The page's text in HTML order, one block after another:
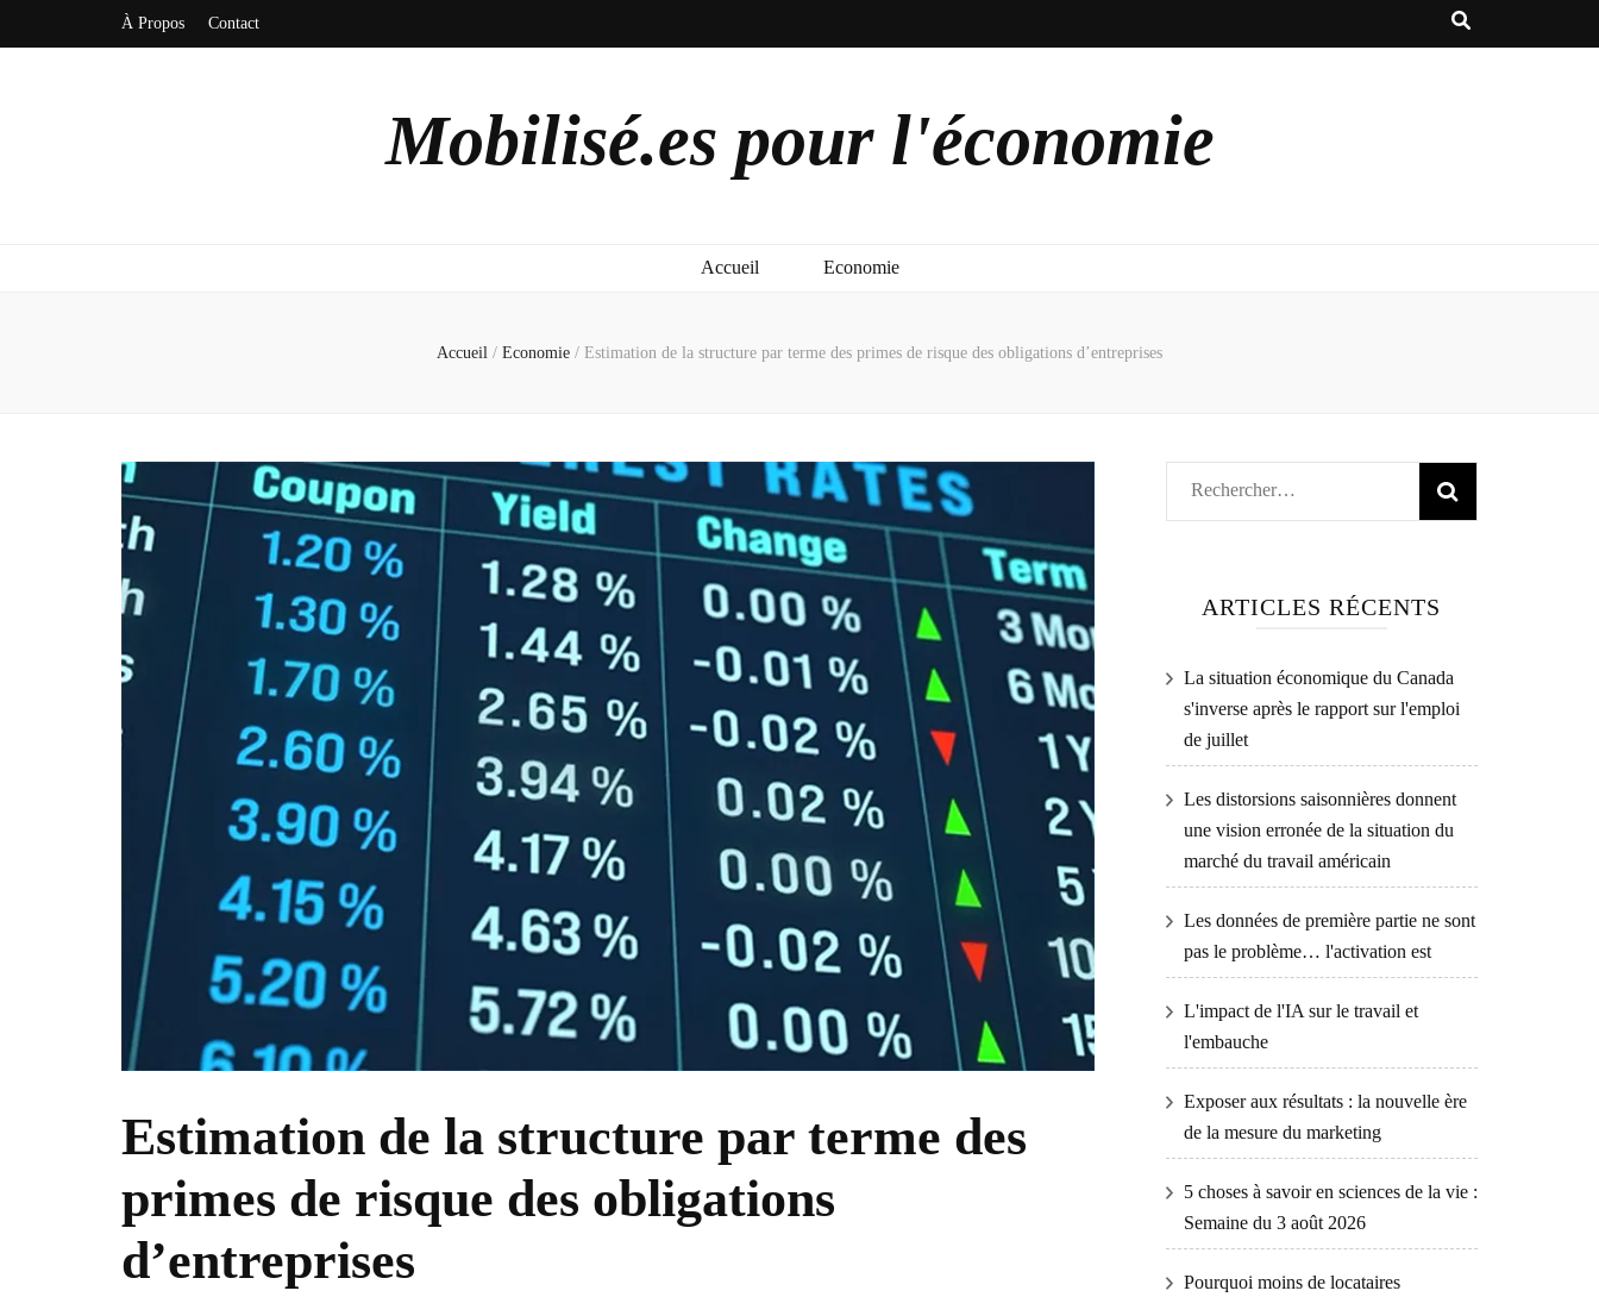
À Propos Contact
Mobilisé.es pour l'économie
Accueil Economie
Accueil / Economie / Estimation de la structure par terme des primes de risque des obligations d’entreprises
Estimation de la structure par terme des
primes de risque des obligations
d’entreprises
Rechercher :
ARTICLES RÉCENTS
La situation économique du Canada
s'inverse après le rapport sur l'emploi
de juillet
Les distorsions saisonnières donnent
une vision erronée de la situation du
marché du travail américain
Les données de première partie ne sont
pas le problème… l'activation est
L'impact de l'IA sur le travail et
l'embauche
Exposer aux résultats : la nouvelle ère
de la mesure du marketing
5 choses à savoir en sciences de la vie :
Semaine du 3 août 2026
Pourquoi moins de locataires